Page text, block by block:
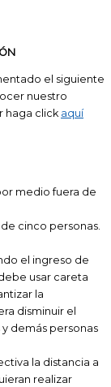
el siguiente
nuestro
haga click aquí
medio fuera de
cinco personas.
el ingreso de
usar careta
la
disminuir el
demás personas
la distancia a
realizar